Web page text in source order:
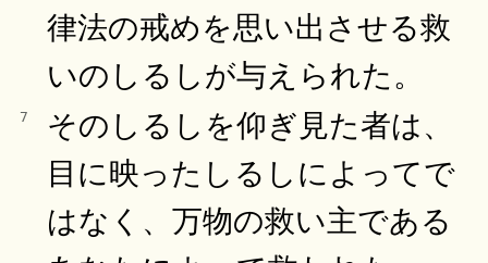
律法の戒めを思い出させる救
いのしるしが与えられた。
7
そのしるしを仰ぎ見た者は、
目に映ったしるしによってで
はなく、万物の救い主である